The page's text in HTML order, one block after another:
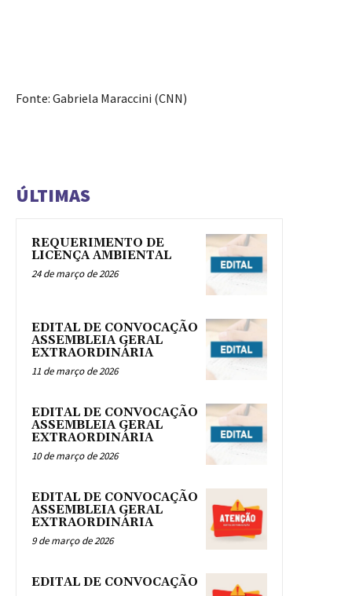
Fonte: Gabriela Maraccini (CNN)
ÚLTIMAS
REQUERIMENTO DE
LICENÇA AMBIENTAL
24 de março de 2026
EDITAL DE CONVOCAÇÃO
ASSEMBLEIA GERAL
EXTRAORDINÁRIA
11 de março de 2026
EDITAL DE CONVOCAÇÃO
ASSEMBLEIA GERAL
EXTRAORDINÁRIA
10 de março de 2026
EDITAL DE CONVOCAÇÃO
ASSEMBLEIA GERAL
EXTRAORDINÁRIA
9 de março de 2026
EDITAL DE CONVOCAÇÃO